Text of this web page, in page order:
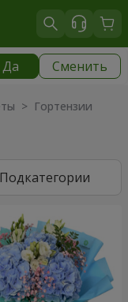
Да Сменить
> Гортензии
Подкатегории